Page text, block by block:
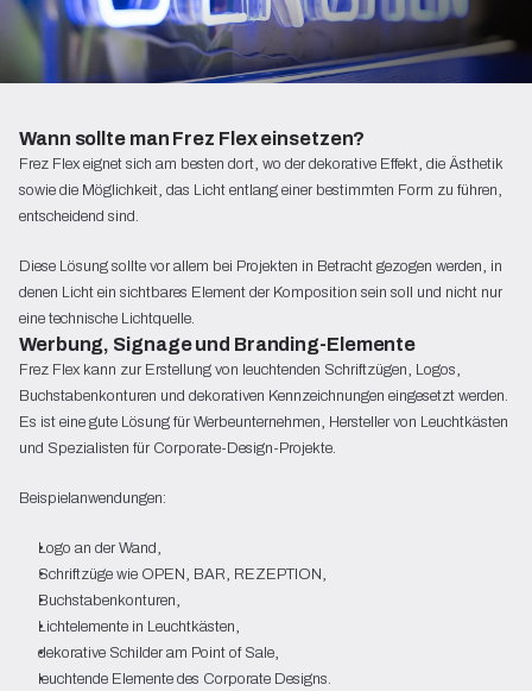
Wann sollte man Frez Flex einsetzen?
Frez Flex eignet sich am besten dort, wo der dekorative Effekt, die Ästhetik
sowie die Möglichkeit, das Licht entlang einer bestimmten Form zu führen,
entscheidend sind.
Diese Lösung sollte vor allem bei Projekten in Betracht gezogen werden, in
denen Licht ein sichtbares Element der Komposition sein soll und nicht nur
eine technische Lichtquelle.
Werbung, Signage und Branding-Elemente
Frez Flex kann zur Erstellung von leuchtenden Schriftzügen, Logos,
Buchstabenkonturen und dekorativen Kennzeichnungen eingesetzt werden.
Es ist eine gute Lösung für Werbeunternehmen, Hersteller von Leuchtkästen
und Spezialisten für Corporate-Design-Projekte.
Beispielanwendungen:
Logo an der Wand,
Schriftzüge wie OPEN, BAR, REZEPTION,
Buchstabenkonturen,
Lichtelemente in Leuchtkästen,
dekorative Schilder am Point of Sale,
leuchtende Elemente des Corporate Designs.